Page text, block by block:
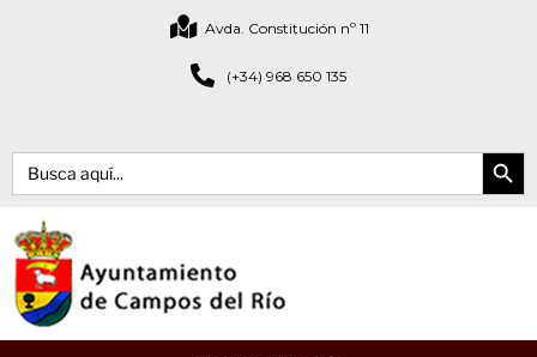
Avda. Constitución nº 11
(+34) 968 650 135
Buscar: Botón de